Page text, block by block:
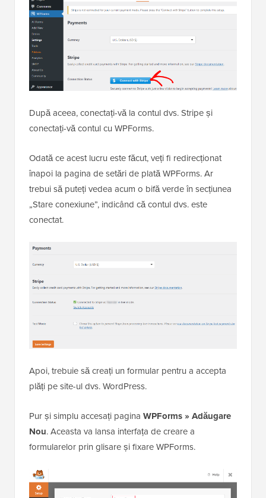
După aceea, conectați-vă la contul dvs. Stripe și
conectați-vă contul cu WPForms.
Odată ce acest lucru este făcut, veți fi redirecționat
înapoi la pagina de setări de plată WPForms. Ar
trebui să puteți vedea acum o bifă verde în secțiunea
„Stare conexiune”, indicând că contul dvs. este
conectat.
Apoi, trebuie să creați un formular pentru a accepta
plăți pe site-ul dvs. WordPress.
Pur și simplu accesați pagina WPForms » Adăugare
Nou. Aceasta va lansa interfața de creare a
formularelor prin glisare și fixare WPForms.